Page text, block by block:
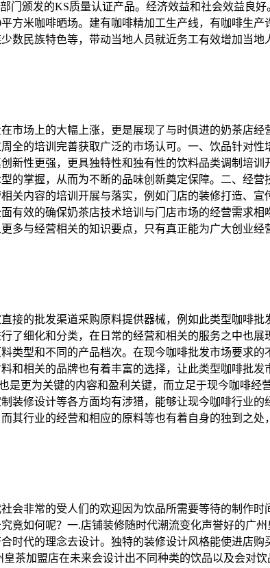
门颁发的KS质量认证产品。经济效益和社会效益
方米咖啡晒场。建有咖啡精加工生产线，有咖啡生
数民族特色等，带动当地人员就近务工有效增加当
市场上的大幅上涨，更是展现了与时俱进的奶茶店
全的培训完善获取广泛的市场认可。一、饮品针对
新性更强，更具独特性和独有性的饮料品类调制培
的掌握，从而为不断的品味创新奠定保障。二、经
关内容的培训开展与落实，例如门店的装修打造、
有效的确保奶茶店技术培训与门店市场的经营需求
多与经营相关的知识要点，只有真正能为广大创业
接的批发渠道采购原料提供器械，例如此类型咖啡
了细化和分类，在日常的经营和相关的服务之中也
类型和不同的产品档次。在现今咖啡批发市场要求
和相关的品牌也有着丰富的选择，让此类型咖啡批
更为关键的内容和盈利关键，而立足于现今咖啡
装修设计等各方面均有涉猎，能够让现今咖啡行业
其行业的经营和相应的原料等也有着自身的独到之
会非常的受人们的欢迎因为饮品所需要等待的制作
竟如何呢？一.店铺装修随时代潮流变化声誉好的广
时代的理念去设计。独特的装修设计风格能使进店
茶加盟店在未来会设计出不同种类的饮品以及会对